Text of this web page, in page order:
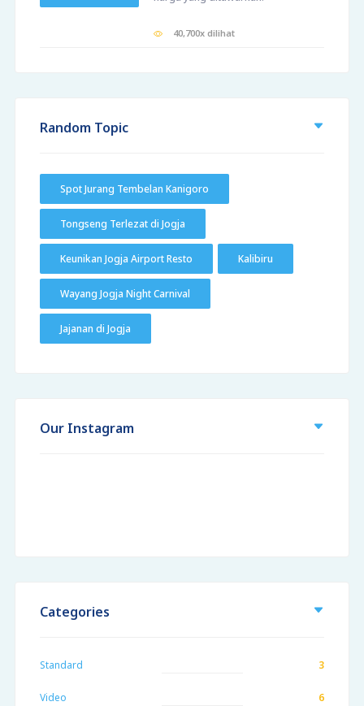
40,700x dilihat
Random Topic
Spot Jurang Tembelan Kanigoro
Tongseng Terlezat di Jogja
Keunikan Jogja Airport Resto Kalibiru
Wayang Jogja Night Carnival
Jajanan di Jogja
Our Instagram
Categories
Standard 3
Video 6